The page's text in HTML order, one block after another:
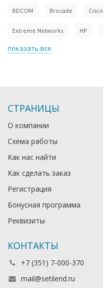
BDCOM Brocade Cisco
Extreme Networks HP
показать все
СТРАНИЦЫ
О компании
Схема работы
Как нас найти
Как сделать заказ
Регистрация
Бонусная программа
Реквизиты
КОНТАКТЫ
+7 (351) 7-000-370
mail@setilend.ru